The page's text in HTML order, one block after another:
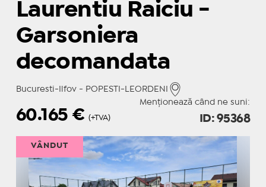
Laurentiu Raiciu -
Garsoniera
decomandata
Bucuresti-Ilfov - POPESTI-LEORDENI
Menționează când ne suni:
60.165€ (+TVA) ID: 95368
VÂNDUT